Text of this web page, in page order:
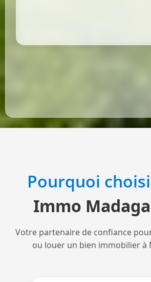
Pourquoi
Immo
Votre partenaire de confiance
ou louer un bien immobilier à